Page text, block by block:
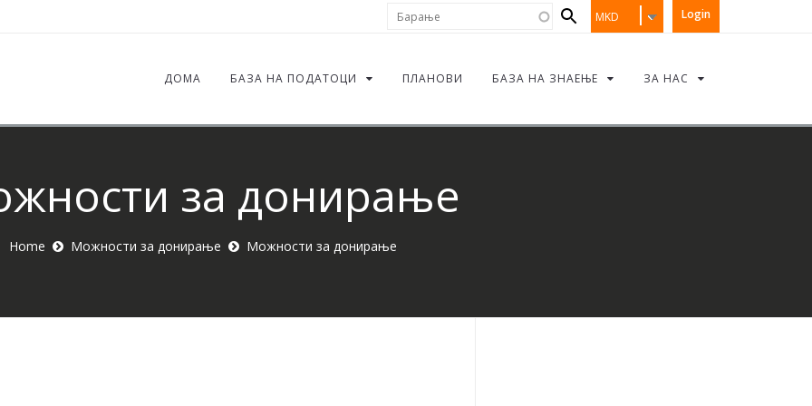
Login
MKD
Search
form
ДОМА БАЗА НА ПОДАТОЦИ ПЛАНОВИ БАЗА НА ЗНАЕЊЕ ЗА НАС
за донирање
Home Можности за донирање Можности за донирање